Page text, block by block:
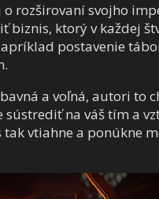
o rozširovaní svojho
biznis, ktorý v každej
postavenie
a voľná, autori to
na váš tím a
vtiahne a ponúkne